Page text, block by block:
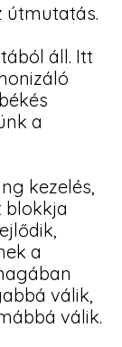
útmutatás.
áll. Itt
a
kezelés,
blokkja
a
válik,
válik.